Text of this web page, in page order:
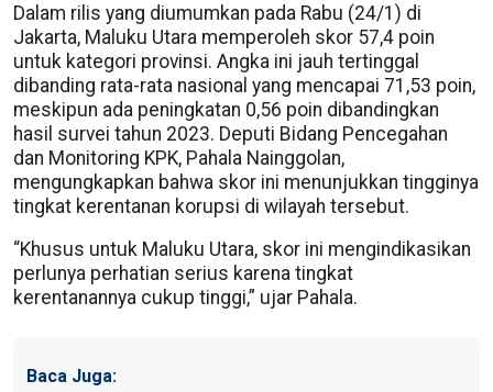
Dalam rilis yang diumumkan pada Rabu (24/1) di
Jakarta, Maluku Utara memperoleh skor 57,4 poin
untuk kategori provinsi. Angka ini jauh tertinggal
dibanding rata-rata nasional yang mencapai 71,53 poin,
meskipun ada peningkatan 0,56 poin dibandingkan
hasil survei tahun 2023. Deputi Bidang Pencegahan
dan Monitoring KPK, Pahala Nainggolan,
mengungkapkan bahwa skor ini menunjukkan tingginya
tingkat kerentanan korupsi di wilayah tersebut.
“Khusus untuk Maluku Utara, skor ini mengindikasikan
perlunya perhatian serius karena tingkat
kerentanannya cukup tinggi,” ujar Pahala.
Baca Juga: